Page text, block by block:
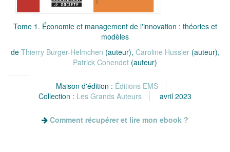
Tome 1. Économie et management de l'innovation : théories et
modèles
de Thierry Burger-Helmchen (auteur), Caroline Hussler(auteur),
Patrick Cohendet (auteur)
Maison d'édition : Éditions EMS
Collection : Les Grands Auteurs avril 2023
Comment récupérer et lire mon ebook ?